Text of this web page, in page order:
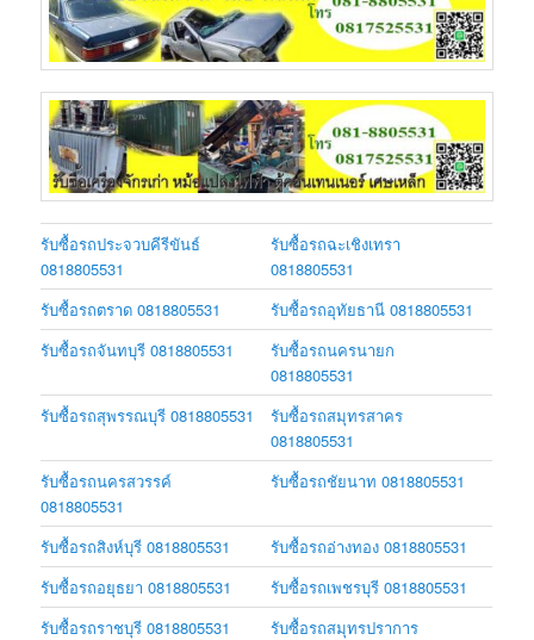
รับซื้อรถประจวบคีรีขันธ์
0818805531
รับซื้อรถฉะเชิงเทรา
0818805531
รับซื้อรถตราด 0818805531
รับซื้อรถอุทัยธานี 0818805531
รับซื้อรถจันทบุรี 0818805531
รับซื้อรถนครนายก
0818805531
รับซื้อรถสุพรรณบุรี 0818805531
รับซื้อรถสมุทรสาคร
0818805531
รับซื้อรถนครสวรรค์
0818805531
รับซื้อรถชัยนาท 0818805531
รับซื้อรถสิงห์บุรี 0818805531
รับซื้อรถอ่างทอง 0818805531
รับซื้อรถอยุธยา 0818805531
รับซื้อรถเพชรบุรี 0818805531
รับซื้อรถราชบุรี 0818805531
รับซื้อรถสมุทรปราการ